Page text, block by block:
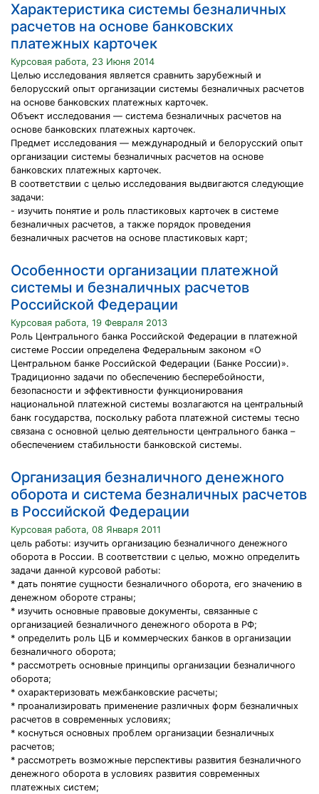
Характеристика системы безналичных
расчетов на основе банковских
платежных карточек
Курсовая работа, 23 Июня 2014
Целью исследования является сравнить зарубежный и
белорусский опыт организации системы безналичных расчетов
на основе банковских платежных карточек.
Объект исследования — система безналичных расчетов на
основе банковских платежных карточек.
Предмет исследования — международный и белорусский опыт
организации системы безналичных расчетов на основе
банковских платежных карточек.
В соответствии с целью исследования выдвигаются следующие
задачи:
- изучить понятие и роль пластиковых карточек в системе
безналичных расчетов, а также порядок проведения
безналичных расчетов на основе пластиковых карт;
Особенности организации платежной
системы и безналичных расчетов
Российской Федерации
Курсовая работа, 19 Февраля 2013
Роль Центрального банка Российской Федерации в платежной
системе России определена Федеральным законом «О
Центральном банке Российской Федерации (Банке России)».
Традиционно задачи по обеспечению бесперебойности,
безопасности и эффективности функционирования
национальной платежной системы возлагаются на центральный
банк государства, поскольку работа платежной системы тесно
связана с основной целью деятельности центрального банка –
обеспечением стабильности банковской системы.
Организация безналичного денежного
оборота и система безналичных расчетов
в Российской Федерации
Курсовая работа, 08 Января 2011
цель работы: изучить организацию безналичного денежного
оборота в России. В соответствии с целью, можно определить
задачи данной курсовой работы:
* дать понятие сущности безналичного оборота, его значению в
денежном обороте страны;
* изучить основные правовые документы, связанные с
организацией безналичного денежного оборота в РФ;
* определить роль ЦБ и коммерческих банков в организации
безналичного оборота;
* рассмотреть основные принципы организации безналичного
оборота;
* охарактеризовать межбанковские расчеты;
* проанализировать применение различных форм безналичных
расчетов в современных условиях;
* коснуться основных проблем организации безналичных
расчетов;
* рассмотреть возможные перспективы развития безналичного
денежного оборота в условиях развития современных
платежных систем;